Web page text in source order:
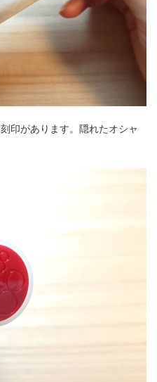
印があります。隠れたオシャ